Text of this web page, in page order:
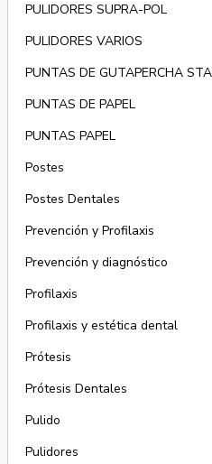
PULIDORES SUPRA-POL
PULIDORES VARIOS
PUNTAS DE GUTAPERCHA
PUNTAS DE PAPEL
PUNTAS PAPEL
Postes
Postes Dentales
Prevención y Profilaxis
Prevención y diagnóstico
Profilaxis
Profilaxis y estética dental
Prótesis
Prótesis Dentales
Pulido
Pulidores